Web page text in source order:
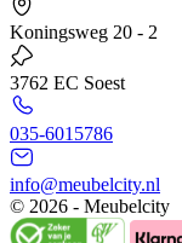
Koningsweg 20 - 2
3762 EC Soest
035-6015786
info@meubelcity.nl
© 2026 - Meubelcity